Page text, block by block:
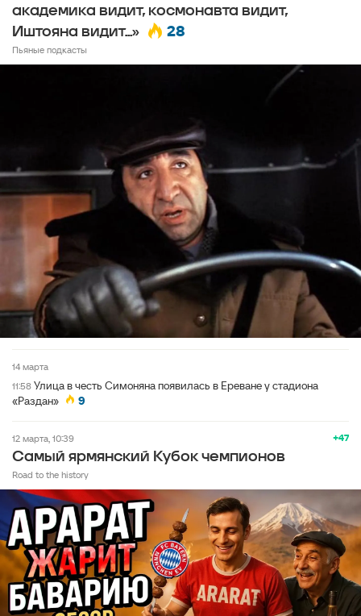
академика видит, космонавта видит,
Иштояна видит...»
28
Пьяные подкасты
14 марта
11:58 Улица в честь Симоняна появилась в Ереване у стадиона
«Раздан»
9
+47
12 марта, 10:39
Самый ярмянский Кубок чемпионов
Road to the history